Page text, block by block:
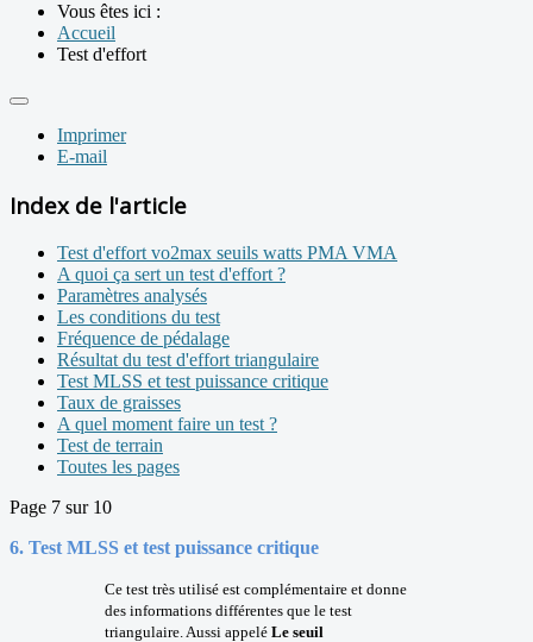
Vous êtes ici :
Accueil
Test d'effort
Imprimer
E-mail
Index de l'article
Test d'effort vo2max seuils watts PMA VMA
A quoi ça sert un test d'effort ?
Paramètres analysés
Les conditions du test
Fréquence de pédalage
Résultat du test d'effort triangulaire
Test MLSS et test puissance critique
Taux de graisses
A quel moment faire un test ?
Test de terrain
Toutes les pages
Page 7 sur 10
6. Test MLSS et test puissance critique
Ce test très utilisé est complémentaire et donne
des informations différentes que le test
triangulaire. Aussi appelé Le seuil